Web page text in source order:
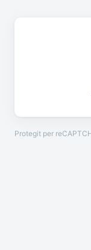
Protegit per